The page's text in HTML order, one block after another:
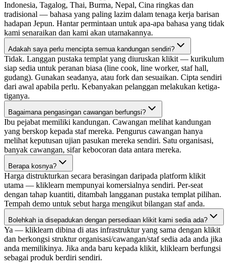
Indonesia, Tagalog, Thai, Burma, Nepal, Cina ringkas dan
tradisional — bahasa yang paling lazim dalam tenaga kerja barisan
hadapan Jepun. Hantar permintaan untuk apa-apa bahasa yang tidak
kami senaraikan dan kami akan utamakannya.
Adakah saya perlu mencipta semua kandungan sendiri?
Tidak. Langgan pustaka templat yang diuruskan klikit — kurikulum
siap sedia untuk peranan biasa (line cook, line worker, staf hall,
gudang). Gunakan seadanya, atau fork dan sesuaikan. Cipta sendiri
dari awal apabila perlu. Kebanyakan pelanggan melakukan ketiga-
tiganya.
Bagaimana pengasingan cawangan berfungsi?
Ibu pejabat memiliki kandungan. Cawangan melihat kandungan
yang berskop kepada staf mereka. Pengurus cawangan hanya
melihat keputusan ujian pasukan mereka sendiri. Satu organisasi,
banyak cawangan, sifar kebocoran data antara mereka.
Berapa kosnya?
Harga distrukturkan secara berasingan daripada platform klikit
utama — kliklearn mempunyai komersialnya sendiri. Per-seat
dengan tahap kuantiti, ditambah langganan pustaka templat pilihan.
Tempah demo untuk sebut harga mengikut bilangan staf anda.
Bolehkah ia disepadukan dengan persediaan klikit kami sedia ada?
Ya — kliklearn dibina di atas infrastruktur yang sama dengan klikit
dan berkongsi struktur organisasi/cawangan/staf sedia ada anda jika
anda memilikinya. Jika anda baru kepada klikit, kliklearn berfungsi
sebagai produk berdiri sendiri.